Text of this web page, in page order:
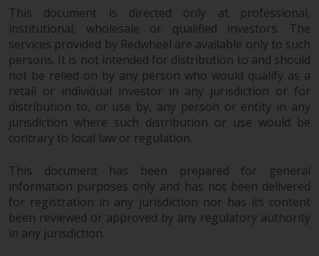
Zugang unterliegt lokalen
Beschränkungen
Obwohl Sie ein Land ausgewählt
haben, richtet sich diese Website
nicht an eine bestimmte
Gerichtsbarkeit und Sie betreten
eine globale Website. Auf dieser
Website erwähnte Produkte oder
Dienstleistungen unterliegen
gesetzlichen und behördlichen
Anforderungen und sind
möglicherweise nicht in allen
Gerichtsbarkeiten verfügbar. Auf
This document is directed only at professional,
institutional, wholesale or qualified investors. The
services provided by Redwheel are available only to such
persons. It is not intended for distribution to and should
not be relied on by any person who would qualify as a
retail or individual investor in any jurisdiction or for
distribution to, or use by, any person or entity in any
jurisdiction where such distribution or use would be
contrary to local law or regulation.
This document has been prepared for general
information purposes only and has not been delivered
for registration in any jurisdiction nor has its content
been reviewed or approved by any regulatory authority
in any jurisdiction.